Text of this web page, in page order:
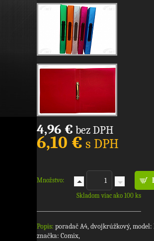
4,96 € bez DPH
6,10 € s DPH
Množstvo:
Skladom viac ako 100 ks
Popis: poradač A4, dvojkrúžkový,
značka: Comix,